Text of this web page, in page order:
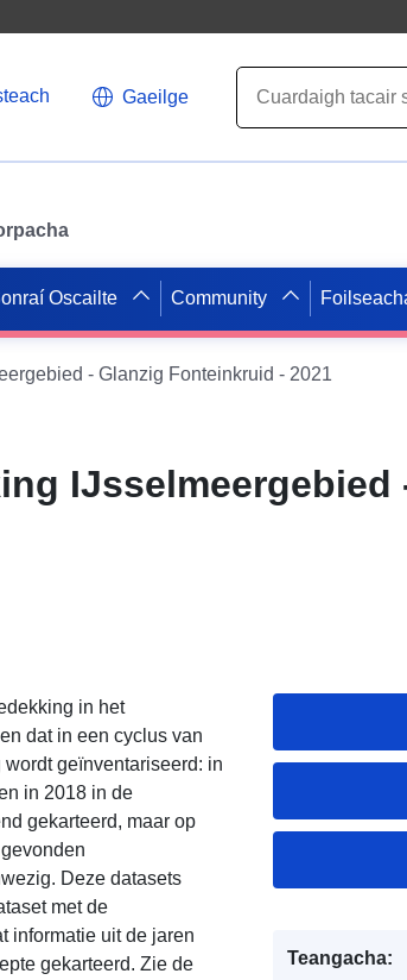
Gaeilge
Oscailte Community
- Glanzig Fonteinkruid - 2021
IJsselmeergebied
in het
dat in een cyclus van
geïnventariseerd: in
in 2018 in de
gekarteerd, maar op
Deze datasets
met de
informatie uit de jaren
gekarteerd. Zie de
Teangacha: